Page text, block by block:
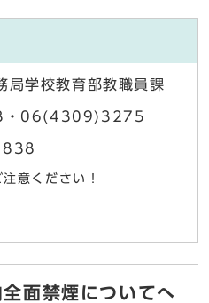
局学校教育部教職員課
・06(4309)3275
意ください！
面禁煙についてへ